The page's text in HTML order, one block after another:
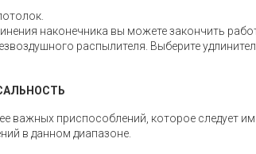
наконечника вы можете закончить
распылителя. Выберите
важных приспособлений, которое следует
в данном диапазоне.